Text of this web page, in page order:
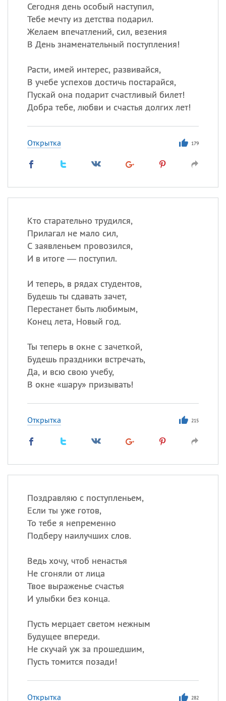
Сегодня день особый наступил,
Тебе мечту из детства подарил.
Желаем впечатлений, сил, везения
В День знаменательный поступления!
Расти, имей интерес, развивайся,
В учебе успехов достичь постарайся,
Пускай она подарит счастливый билет!
Добра тебе, любви и счастья долгих лет!
Открытка 179
Кто старательно трудился,
Прилагал не мало сил,
С заявленьем провозился,
И в итоге — поступил.
И теперь, в рядах студентов,
Будешь ты сдавать зачет,
Перестанет быть любимым,
Конец лета, Новый год.
Ты теперь в окне с зачеткой,
Будешь праздники встречать,
Да, и всю свою учебу,
В окне «шару» призывать!
Открытка 215
Поздравляю с поступленьем,
Если ты уже готов,
То тебе я непременно
Подберу наилучших слов.
Ведь хочу, чтоб ненастья
Не сгоняли от лица
Твое выраженье счастья
И улыбки без конца.
Пусть мерцает светом нежным
Будущее впереди.
Не скучай уж за прошедшим,
Пусть томится позади!
Открытка 282